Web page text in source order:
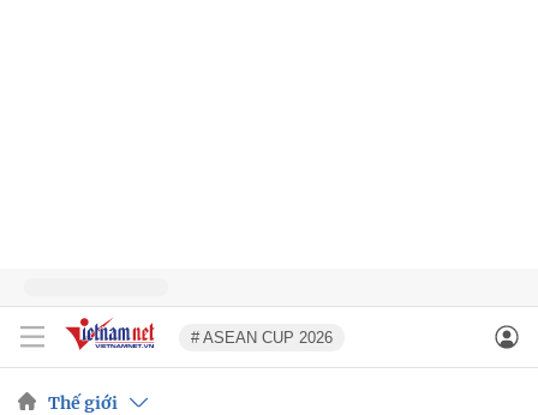
# ASEAN CUP 2026
Thế giới